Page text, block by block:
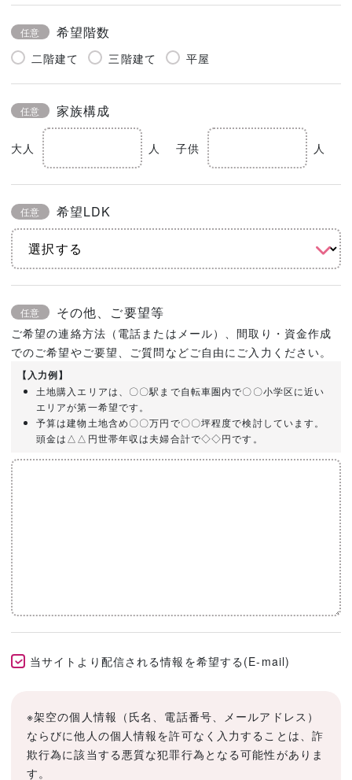
任意 希望階数
二階建て 三階建て 平屋
任意 家族構成
大人 人 子供 人
任意 希望LDK
任意 その他、ご要望等
ご希望の連絡方法（電話またはメール）、間取り・資金作成
でのご希望やご要望、ご質問などご自由にご入力ください。
【入力例】
土地購入エリアは、〇〇駅まで自転車圏内で〇〇小学区に近い
エリアが第一希望です。
予算は建物土地含め〇〇万円で〇〇坪程度で検討しています。
頭金は△△円世帯年収は夫婦合計で◇◇円です。
当サイトより配信される情報を希望する(E-mail)
※架空の個人情報（氏名、電話番号、メールアドレス）
ならびに他人の個人情報を許可なく入力することは、詐
欺行為に該当する悪質な犯罪行為となる可能性がありま
す。